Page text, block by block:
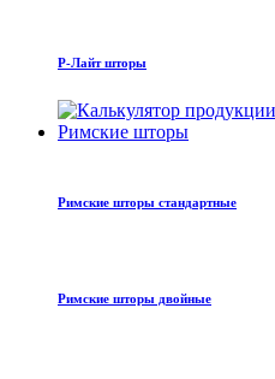
Р-Лайт шторы
Римские шторы
Римские шторы стандартные
Римские шторы двойные